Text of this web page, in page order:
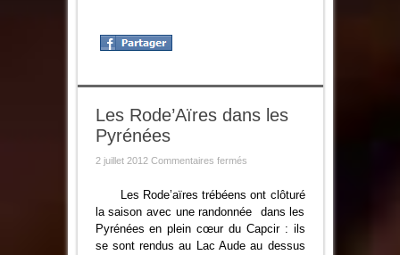
Les Rode’Aïres dans les
Pyrénées
2 juillet 2012 Commentaires ferméssur
dans
Pyrénées
Les Rode’aïres trébéens ont clôturé
la saison avec une randonnée dans les
Pyrénées en plein cœur du Capcir : ils
se sont rendus au Lac Aude au dessus